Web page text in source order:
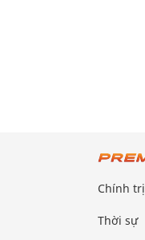
Chính trị
Thời sự